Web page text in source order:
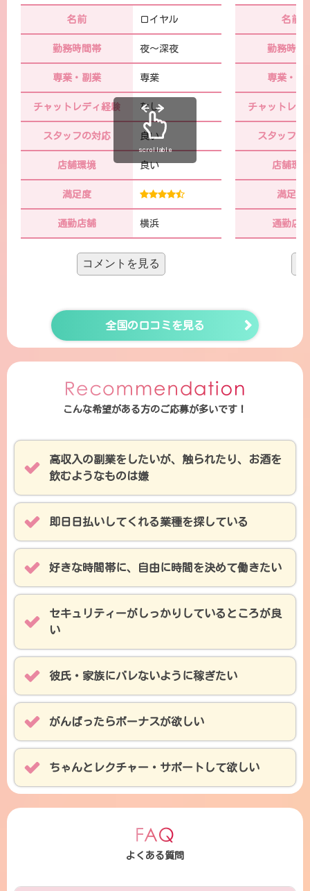
名前 ロイヤル
勤務時間帯 夜～深夜
専業・副業 専業
チャットレディ経験 なし
スタッフの対応 良い
店舗環境 良い
満足度
通勤店舗 横浜
コメントを見る
とで、今メッチャ頑張ってます！頑張っ
スタッフさんからもらえたりするので、
スタッフさんと一丸となって目標に向か
名前
勤務時間
専業・副
チャットレデ
スタッフの
店舗環境
満足度
通勤店舗
きるとは思っ
としてチャッ
際のところ本
貰えているの
っと稼げるの
scrollable
全国の口コミを見る
こんな希望がある方のご応募が多いです！
高収入の副業をしたいが、触られたり、お酒を
飲むようなものは嫌
即日日払いしてくれる業種を探している
好きな時間帯に、自由に時間を決めて働きたい
セキュリティーがしっかりしているところが良
い
彼氏・家族にバレないように稼ぎたい
がんばったらボーナスが欲しい
ちゃんとレクチャー・サポートして欲しい
よくある質問